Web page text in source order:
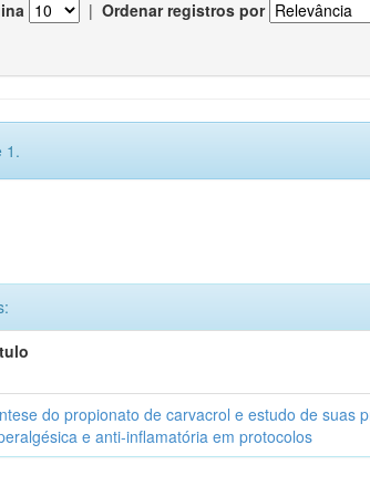
| Ordenar registros por
1.
do propionato de carvacrol e estudo de suas
e anti-inflamatória em protocolos